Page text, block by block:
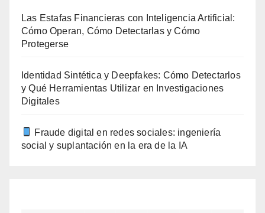
Las Estafas Financieras con Inteligencia Artificial:
Cómo Operan, Cómo Detectarlas y Cómo
Protegerse
Identidad Sintética y Deepfakes: Cómo Detectarlos
y Qué Herramientas Utilizar en Investigaciones
Digitales
Fraude digital en redes sociales: ingeniería
social y suplantación en la era de la IA